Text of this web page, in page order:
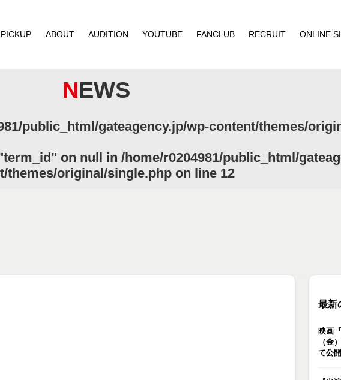
PICKUP ABOUT AUDITION YOUTUBE FANCLUB RECRUIT ONLINE
NEWS
public_html/gateagency.jp/wp-content/themes/
on null in /home/r0204981/public_html/
themes/original/single.phpon line 12
最新
映画
（金
て公